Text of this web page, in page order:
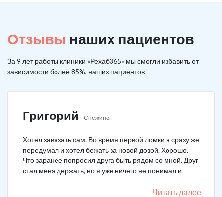
Отзывы наших пациентов
За 9 лет работы клиники «Рехаб365» мы смогли избавить от
зависимости более 85%, наших пациентов
Григорий Снежинск
Хотел завязать сам. Во время первой ломки я сразу же
передумал и хотел бежать за новой дозой. Хорошо.
Что заранее попросил друга быть рядом со мной. Друг
стал меня держать, но я уже ничего не понимал и
начал силой вырываться. Тогда мой товарищ просто
связан меня и позвонил в клинику. На дом приехал
Читать далее